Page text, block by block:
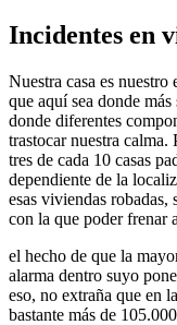
Incidentes en
Nuestra casa es
que aquí sea donde
donde diferentes
trastocar nuestra calma.
tres de cada 10 casas
dependiente de la
esas viviendas robadas,
con la que poder frenar
el hecho de que la
alarma dentro suyo
eso, no extraña que en
bastante más de